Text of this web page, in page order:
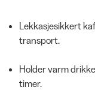
Lekkasjesikkert
transport.
Holder varm
timer.